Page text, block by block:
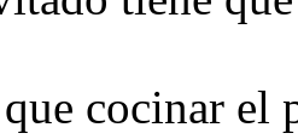
cocinar el